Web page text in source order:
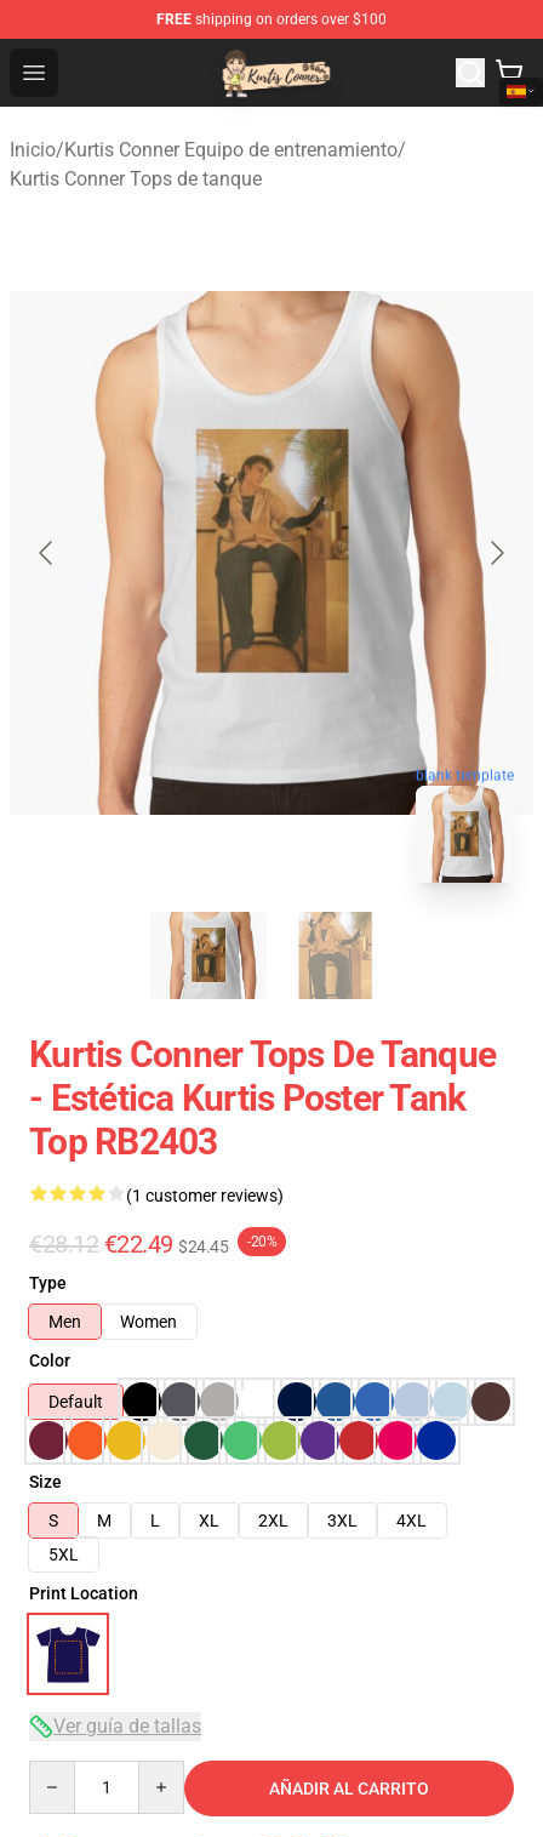
FREE shipping on orders over $100
Open menu
Kurtis Conner Store - Official Kurtis Conner Merchandise
Inicio/Kurtis Conner Equipo de entrenamiento/
Kurtis Conner Tops de tanque
blank template
Kurtis Conner Tops De Tanque
- Estética Kurtis Poster Tank
Top RB2403
(1 customer reviews)
€28.12 €22.49 $24.45 -20%
Type
Men
Women
Color
Default
Size
S
M L XL 2XL 3XL
4XL
5XL
Print Location
Ver guía de tallas
AÑADIR AL CARRITO